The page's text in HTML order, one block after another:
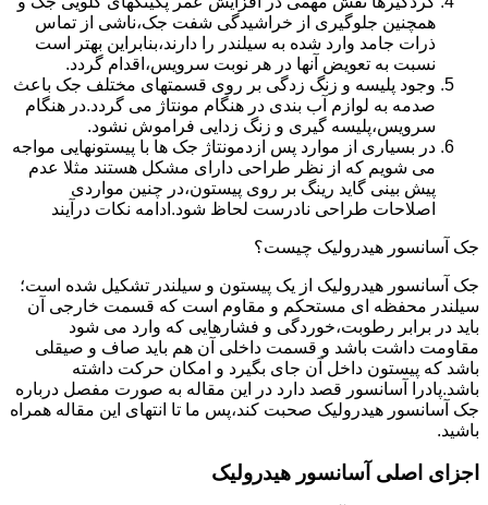
همچنین جلوگیری از خراشیدگی شفت جک،ناشی از تماس
ذرات جامد وارد شده به سیلندر را دارند،بنابراین بهتر است
نسبت به تعویض آنها در هر نوبت سرویس،اقدام گردد.
وجود پلیسه و زنگ زدگی بر روی قسمتهای مختلف جک باعث
صدمه به لوازم آب بندی در هنگام مونتاژ می گردد.در هنگام
سرویس،پلیسه گیری و زنگ زدایی فراموش نشود.
در بسیاری از موارد پس ازدمونتاژ جک ها با پیستونهایی مواجه
می شویم که از نظر طراحی دارای مشکل هستند مثلا عدم
پیش بینی گاید رینگ بر روی پیستون،در چنین مواردی
اصلاحات طراحی نادرست لحاظ شود.ادامه نکات درآیند
جک آسانسور هیدرولیک چیست؟
جک آسانسور هیدرولیک از یک پیستون و سیلندر تشکیل شده است؛
سیلندر محفظه ای مستحکم و مقاوم است که قسمت خارجی آن
باید در برابر رطوبت،خوردگی و فشارهایی که وارد می شود
مقاومت داشت باشد و قسمت داخلی آن هم باید صاف و صیقلی
باشد که پیستون داخل آن جای بگیرد و امکان حرکت داشته
باشد.پادرا آسانسور قصد دارد در این مقاله به صورت مفصل درباره
جک آسانسور هیدرولیک صحبت کند،پس ما تا انتهای این مقاله همراه
باشید.
اجزای اصلی آسانسور هیدرولیک